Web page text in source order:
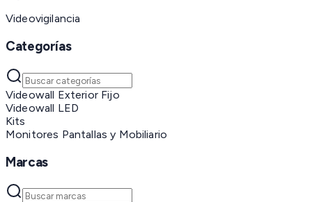
Videovigilancia
Categorías
Videowall Exterior Fijo
Videowall LED
Kits
Monitores Pantallas y Mobiliario
Marcas